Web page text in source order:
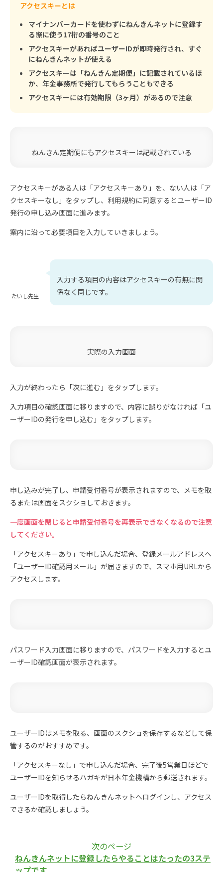
アクセスキーとは
マイナンバーカードを使わずにねんきんネットに登録す
る際に使う17桁の番号のこと
アクセスキーがあればユーザーIDが即時発行され、すぐ
にねんきんネットが使える
アクセスキーは「ねんきん定期便」に記載されているほ
か、年金事務所で発行してもらうこともできる
アクセスキーには有効期限（3ヶ月）があるので注意
ねんきん定期便にもアクセスキーは記載されている
アクセスキーがある人は「アクセスキーあり」を、ない人は「ア
クセスキーなし」をタップし、利用規約に同意するとユーザーID
発行の申し込み画面に進みます。
案内に沿って必要項目を入力していきましょう。
たいし先生
入力する項目の内容はアクセスキーの有無に関
係なく同じです。
実際の入力画面
入力が終わったら「次に進む」をタップします。
入力項目の確認画面に移りますので、内容に誤りがなければ「ユ
ーザーIDの発行を申し込む」をタップします。
申し込みが完了し、申請受付番号が表示されますので、メモを取
るまたは画面をスクショしておきます。
一度画面を閉じると申請受付番号を再表示できなくなるので注意
してください。
「アクセスキーあり」で申し込んだ場合、登録メールアドレスへ
「ユーザーID確認用メール」が届きますので、スマホ用URLから
アクセスします。
パスワード入力画面に移りますので、パスワードを入力するとユ
ーザーID確認画面が表示されます。
ユーザーIDはメモを取る、画面のスクショを保存するなどして保
管するのがおすすめです。
「アクセスキーなし」で申し込んだ場合、完了後5営業日ほどで
ユーザーIDを知らせるハガキが日本年金機構から郵送されます。
ユーザーIDを取得したらねんきんネットへログインし、アクセス
できるか確認しましょう。
次のページ
ねんきんネットに登録したらやることはたったの3ステ